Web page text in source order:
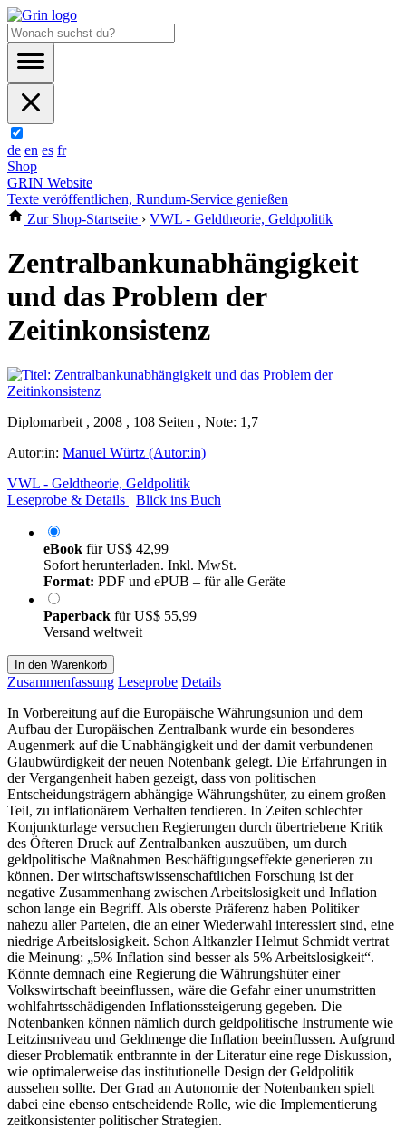
de en es fr
Shop
GRIN Website
Texte veröffentlichen, Rundum-Service genießen
Zur Shop-Startseite › VWL - Geldtheorie, Geldpolitik
Zentralbankunabhängigkeit
und das Problem der
Zeitinkonsistenz
Diplomarbeit , 2008 , 108 Seiten , Note: 1,7
Autor:in: Manuel Würtz (Autor:in)
VWL - Geldtheorie, Geldpolitik
Leseprobe & Details
Blick ins Buch
eBook fürUS$ 42,99
Sofort herunterladen. Inkl. MwSt.
Format: PDF und ePUB – für alle Geräte
Paperback fürUS$ 55,99
Versand weltweit
In den Warenkorb
Zusammenfassung Leseprobe Details
In Vorbereitung auf die Europäische Währungsunion und dem
Aufbau der Europäischen Zentralbank wurde ein besonderes
Augenmerk auf die Unabhängigkeit und der damit verbundenen
Glaubwürdigkeit der neuen Notenbank gelegt. Die Erfahrungen in
der Vergangenheit haben gezeigt, dass von politischen
Entscheidungsträgern abhängige Währungshüter, zu einem großen
Teil, zu inflationärem Verhalten tendieren. In Zeiten schlechter
Konjunkturlage versuchen Regierungen durch übertriebene Kritik
des Öfteren Druck auf Zentralbanken auszuüben, um durch
geldpolitische Maßnahmen Beschäftigungseffekte generieren zu
können. Der wirtschaftswissenschaftlichen Forschung ist der
negative Zusammenhang zwischen Arbeitslosigkeit und Inflation
schon lange ein Begriff. Als oberste Präferenz haben Politiker
nahezu aller Parteien, die an einer Wiederwahl interessiert sind, eine
niedrige Arbeitslosigkeit. Schon Altkanzler Helmut Schmidt vertrat
die Meinung: „5% Inflation sind besser als 5% Arbeitslosigkeit“.
Könnte demnach eine Regierung die Währungshüter einer
Volkswirtschaft beeinflussen, wäre die Gefahr einer unumstritten
wohlfahrtsschädigenden Inflationssteigerung gegeben. Die
Notenbanken können nämlich durch geldpolitische Instrumente wie
Leitzinsniveau und Geldmenge die Inflation beeinflussen. Aufgrund
dieser Problematik entbrannte in der Literatur eine rege Diskussion,
wie optimalerweise das institutionelle Design der Geldpolitik
aussehen sollte. Der Grad an Autonomie der Notenbanken spielt
dabei eine ebenso entscheidende Rolle, wie die Implementierung
zeitkonsistenter politischer Strategien.